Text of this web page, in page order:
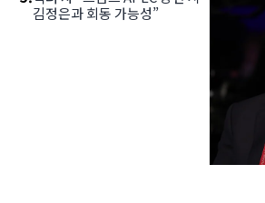
김정은과 회동 가능성”